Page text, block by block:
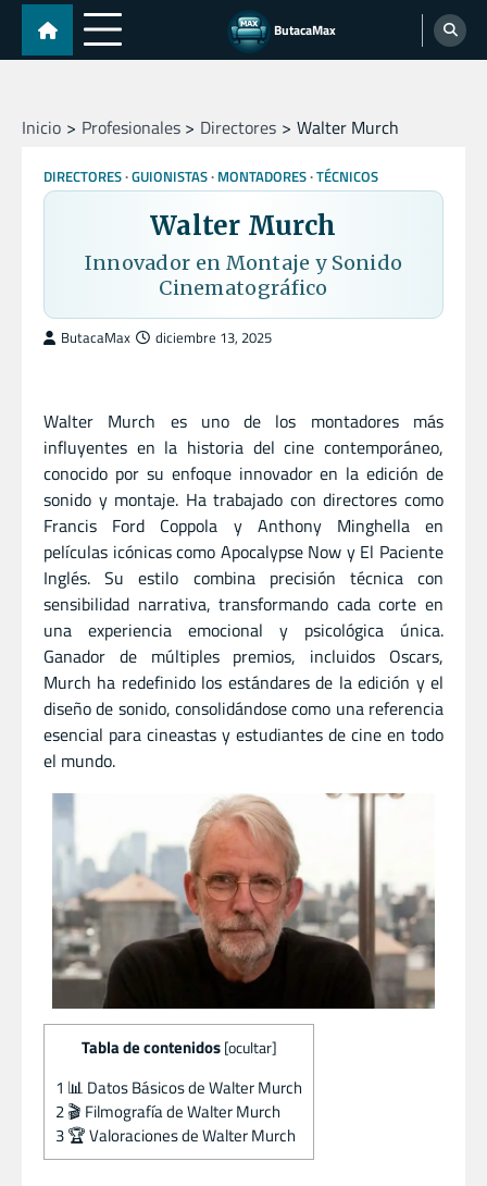
Skip
content
ButacaMax
Inicio Profesionales Directores Walter Murch
DIRECTORES GUIONISTAS MONTADORES TÉCNICOS
Walter Murch
Innovador en Montaje y Sonido
Cinematográfico
ButacaMax diciembre 13, 2025
Walter Murch es uno de los montadores más
influyentes en la historia del cine contemporáneo,
conocido por su enfoque innovador en la edición de
sonido y montaje. Ha trabajado con directores como
Francis Ford Coppola y Anthony Minghella en
películas icónicas como Apocalypse Now y El Paciente
Inglés. Su estilo combina precisión técnica con
sensibilidad narrativa, transformando cada corte en
una experiencia emocional y psicológica única.
Ganador de múltiples premios, incluidos Oscars,
Murch ha redefinido los estándares de la edición y el
diseño de sonido, consolidándose como una referencia
esencial para cineastas y estudiantes de cine en todo
el mundo.
Tabla de contenidos [ocultar]
1 📊 Datos Básicos de Walter Murch
2🎬 Filmografía de Walter Murch
3🏆 Valoraciones de Walter Murch